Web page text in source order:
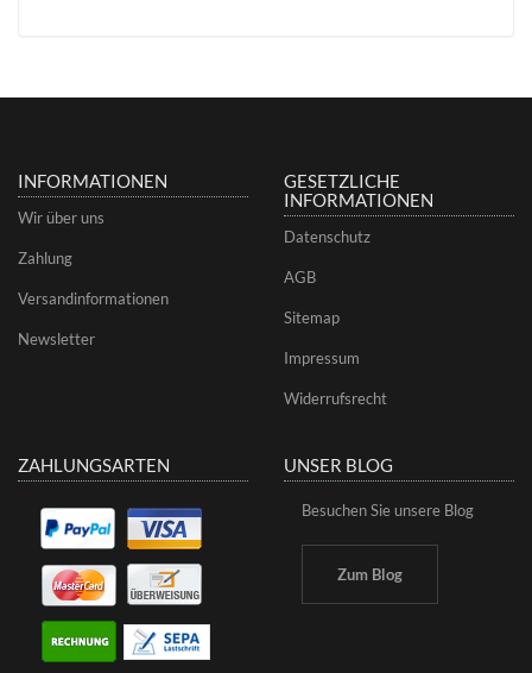
INFORMATIONEN
Wir über uns
Zahlung
Versandinformationen
Newsletter
GESETZLICHE
INFORMATIONEN
Datenschutz
AGB
Sitemap
Impressum
Widerrufsrecht
ZAHLUNGSARTEN UNSER BLOG
Besuchen Sie unsere Blog
Zum Blog